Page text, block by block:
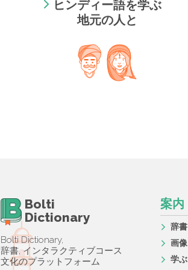
ヒンディー語を学ぶ
地元の人と
Bolti
Dictionary
Bolti Dictionary,
辞書, インタラクティブコース
文化のプラットフォーム
案内
辞書
画像
学ぶ